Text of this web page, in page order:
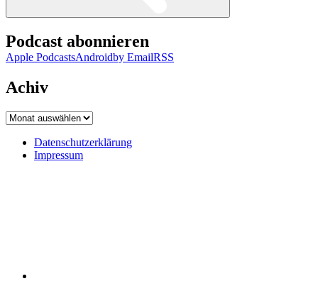
Podcast abonnieren
Apple PodcastsAndroidby EmailRSS
Achiv
Achiv
Datenschutzerklärung
Impressum